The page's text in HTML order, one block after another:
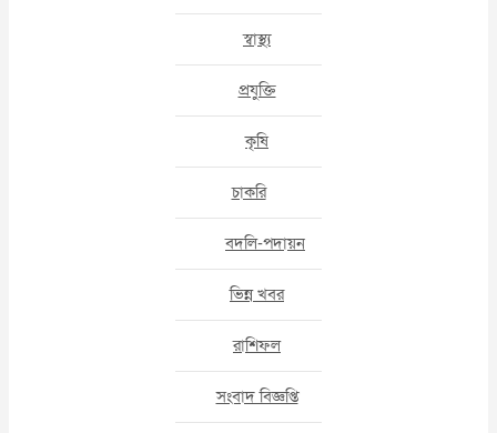
স্বাস্থ্য
প্রযুক্তি
কৃষি
চাকরি
বদলি-পদায়ন
ভিন্ন খবর
রাশিফল
সংবাদ বিজ্ঞপ্তি